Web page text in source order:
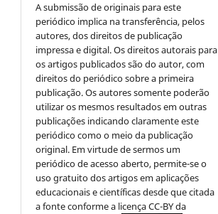
A submissão de originais para este
periódico implica na transferência, pelos
autores, dos direitos de publicação
impressa e digital. Os direitos autorais para
os artigos publicados são do autor, com
direitos do periódico sobre a primeira
publicação. Os autores somente poderão
utilizar os mesmos resultados em outras
publicações indicando claramente este
periódico como o meio da publicação
original. Em virtude de sermos um
periódico de acesso aberto, permite-se o
uso gratuito dos artigos em aplicações
educacionais e científicas desde que citada
a fonte conforme a licença CC-BY da